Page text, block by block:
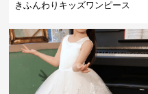
きふんわりキッズワンピース